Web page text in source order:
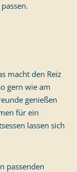
macht den Reiz
gern wie am
genießen
für ein
lassen sich
passenden